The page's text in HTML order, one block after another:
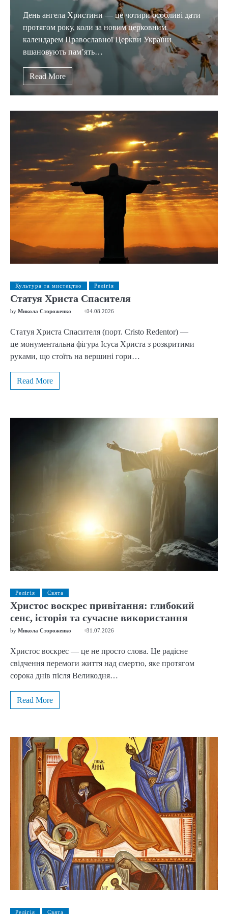
День ангела Христини — це чотири особливі дати
протягом року, коли за новим церковним
календарем Православної Церкви України
вшановують пам’ять…
Read More
Культура та мистецтво Релігія
Статуя Христа Спасителя
by Микола Стороженко 04.08.2026
Статуя Христа Спасителя (порт. Cristo Redentor) —
це монументальна фігура Ісуса Христа з розкритими
руками, що стоїть на вершині гори…
Read More
Релігія Свята
Христос воскрес привітання: глибокий
сенс, історія та сучасне використання
by Микола Стороженко 31.07.2026
Христос воскрес — це не просто слова. Це радісне
свідчення перемоги життя над смертю, яке протягом
сорока днів після Великодня…
Read More
Релігія Свята